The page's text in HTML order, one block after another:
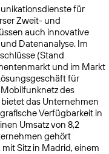
für
Zweit- und
auch innovative
Datenanalyse. Im
(Stand
und im Markt
für
des
das Unternehmen
Verfügbarkeit in
Umsatz von 8,2
gehört
Sitz in Madrid, einem